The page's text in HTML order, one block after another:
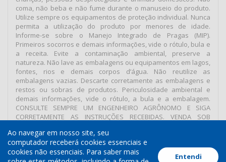
coma, não beba e não fume durante o manuseio do produto.
Utilize sempre os equipamentos de proteção individual. Nunca
permita a utilização do produto por menores de idade.
Informe-se sobre o Manejo Integrado de Pragas (MIP).
Primeiros socorros e demais informações, vide o rótulo, bula e
a receita. Evite a contaminação ambiental, preserve a
natureza. Não lave as embalagens ou equipamentos em lagos,
fontes, rios e demais corpos d’água. Não reutilize as
embalagens vazias. Descarte corretamente as embalagens e
restos ou sobras de produtos. Periculosidade ambiental e
demais informações, vide o rótulo, a bula e a embalagem.
CONSULTE SEMPRE UM ENGENHEIRO AGRÔNOMO E SIGA
CORRETAMENTE AS INSTRUÇÕES RECEBIDAS. VENDA SOB
Termos de Uso Política de Cookies Política de Privacidade
Ao navegar em nosso site, seu
computador receberá cookies essenciais e
cookies não essenciais. Para saber mais
Entendi